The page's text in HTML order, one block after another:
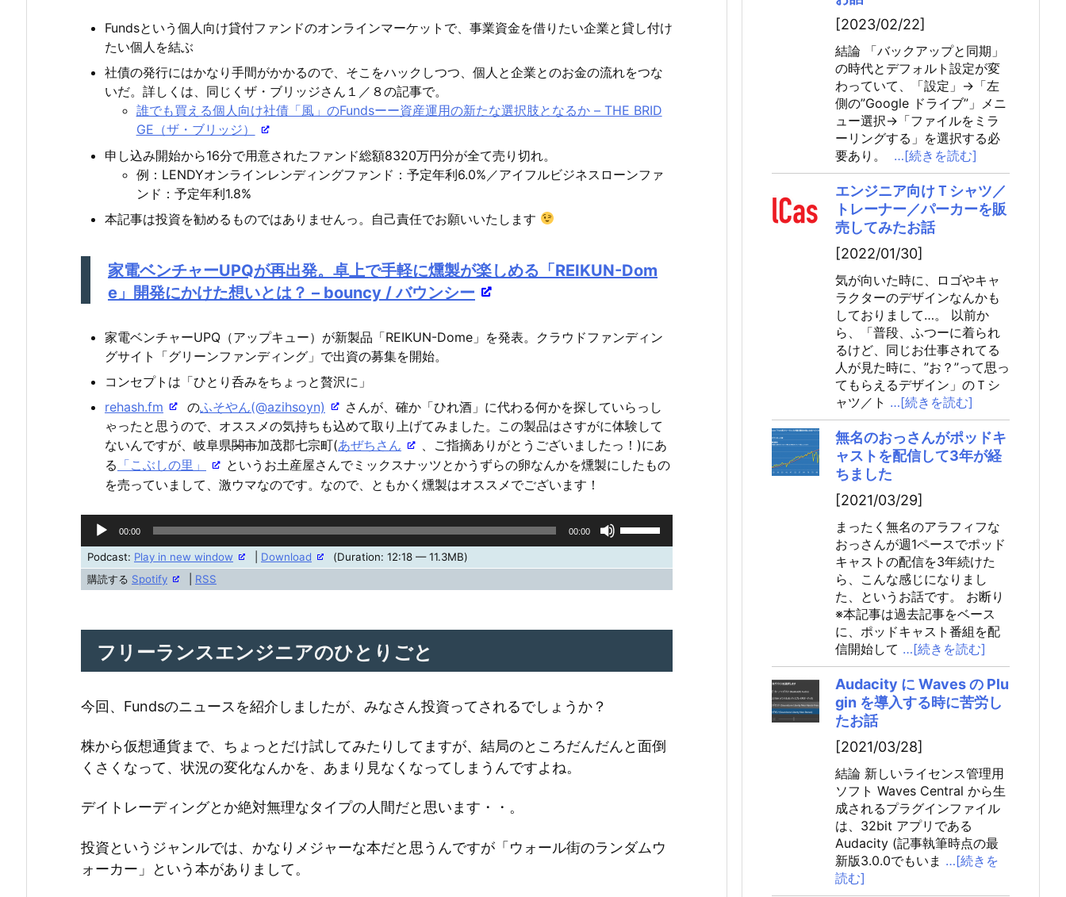
Fundsという個人向け貸付ファンドのオンラインマーケットで、事業資金を借りたい企業と貸し付け
たい個人を結ぶ
社債の発行にはかなり手間がかかるので、そこをハックしつつ、個人と企業とのお金の流れをつな
いだ。詳しくは、同じくザ・ブリッジさん１／８の記事で。
誰でも買える個人向け社債「風」のFundsーー資産運用の新たな選択肢となるか – THE BRID
GE（ザ・ブリッジ）
申し込み開始から16分で用意されたファンド総額8320万円分が全て売り切れ。
例：LENDYオンラインレンディングファンド：予定年利6.0%／アイフルビジネスローンファ
ンド：予定年利1.8%
本記事は投資を勧めるものではありませんっ。自己責任でお願いいたします
家電ベンチャーUPQが再出発。卓上で手軽に燻製が楽しめる「REIKUN-Dom
e」開発にかけた想いとは？ – bouncy / バウンシー
家電ベンチャーUPQ（アップキュー）が新製品「REIKUN-Dome」を発表。クラウドファンディン
グサイト「グリーンファンディング」で出資の募集を開始。
コンセプトは「ひとり呑みをちょっと贅沢に」
rehash.fm
のふそやん(@azihsoyn)
さんが、確か「ひれ酒」に代わる何かを探していらっし
ゃったと思うので、オススメの気持ちも込めて取り上げてみました。この製品はさすがに体験して
ないんですが、岐阜県関市加茂郡七宗町(あぜちさん
、ご指摘ありがとうございましたっ！)にあ
る 「こぶしの里」
というお土産屋さんでミックスナッツとかうずらの卵なんかを燻製にしたもの
を売っていまして、激ウマなのです。なので、ともかく燻製はオススメでございます！
声
プ
ー
00:00 00:00
ボ
リ
ュ
上
ー
Podcast: Play in new window Download
(Duration: 12:18 — 11.3MB)
購読する Spotify RSS
フリーランスエンジニアのひとりごと
今回、Fundsのニュースを紹介しましたが、みなさん投資ってされるでしょうか？
株から仮想通貨まで、ちょっとだけ試してみたりしてますが、結局のところだんだんと面倒
くさくなって、状況の変化なんかを、あまり見なくなってしまうんですよね。
デイトレーディングとか絶対無理なタイプの人間だと思います・・。
投資というジャンルでは、かなりメジャーな本だと思うんですが「ウォール街のランダムウ
ォーカー」という本がありまして。
[2023/02/22]
結論 「バックアップと同期」
の時代とデフォルト設定が変
わっていて、「設定」→「左
側の”Google ドライブ”」メニ
ュー選択→「ファイルをミラ
ーリングする」を選択する必
要あり。
…[続きを読む]
エンジニア向けＴシャツ／
トレーナー／パーカーを販
売してみたお話
[2022/01/30]
気が向いた時に、ロゴやキャ
ラクターのデザインなんかも
しておりまして…。 以前か
ら、「普段、ふつーに着られ
るけど、同じお仕事されてる
人が見た時に、”お？”って思っ
てもらえるデザイン」のＴシ
ャツ／ト …[続きを読む]
無名のおっさんがポッドキ
ャストを配信して3年が経
ちました
[2021/03/29]
まったく無名のアラフィフな
おっさんが週1ペースでポッド
キャストの配信を3年続けた
ら、こんな感じになりまし
た、というお話です。 お断り
※本記事は過去記事をベース
に、ポッドキャスト番組を配
信開始して …[続きを読む]
Audacity に Waves の Plu
gin を導入する時に苦労し
たお話
[2021/03/28]
結論 新しいライセンス管理用
ソフト Waves Central から生
成されるプラグインファイル
は、32bit アプリである
Audacity (記事執筆時点の最
新版3.0.0でもいま …[続きを
読む]